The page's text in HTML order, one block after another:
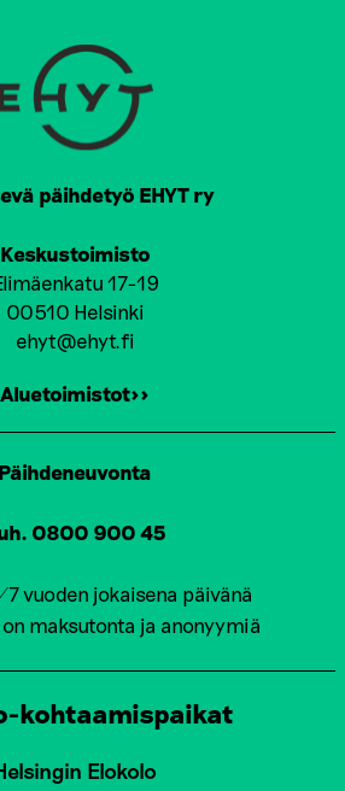
päihdetyö EHYT ry
Keskustoimisto
17-19
00510 Helsinki
ehyt@ehyt.fi
Aluetoimistot>>
Päihdeneuvonta
0800 900 45
vuoden jokaisena päivänä
maksutonta ja anonyymiä
kohtaamispaikat
Elokolo